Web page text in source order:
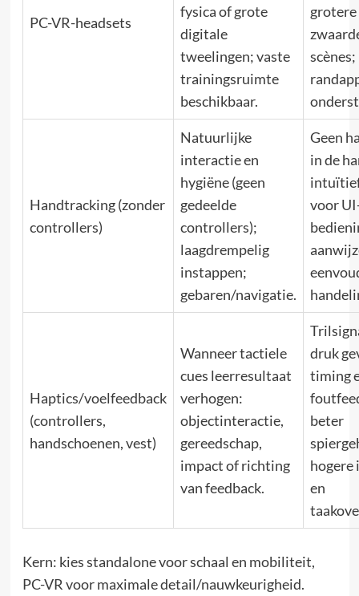
PC-VR-headsets
fysica of grote
digitale
tweelingen; vaste
trainingsruimte
beschikbaar.
grotere
Handtracking (zonder
controllers)
Natuurlijke
interactie en
hygiëne (geen
gedeelde
controllers);
laagdrempelig
instappen;
gebaren/navigatie.
Geen
in de
voor
Haptics/voelfeedback
(controllers,
handschoenen, vest)
Wanneer tactiele
cues leerresultaat
verhogen:
objectinteractie,
gereedschap,
impact of richting
van feedback.
druk
timing
beter
hogere
en
Kern: kies standalone voor schaal en mobiliteit,
PC-VR voor maximale detail/nauwkeurigheid.